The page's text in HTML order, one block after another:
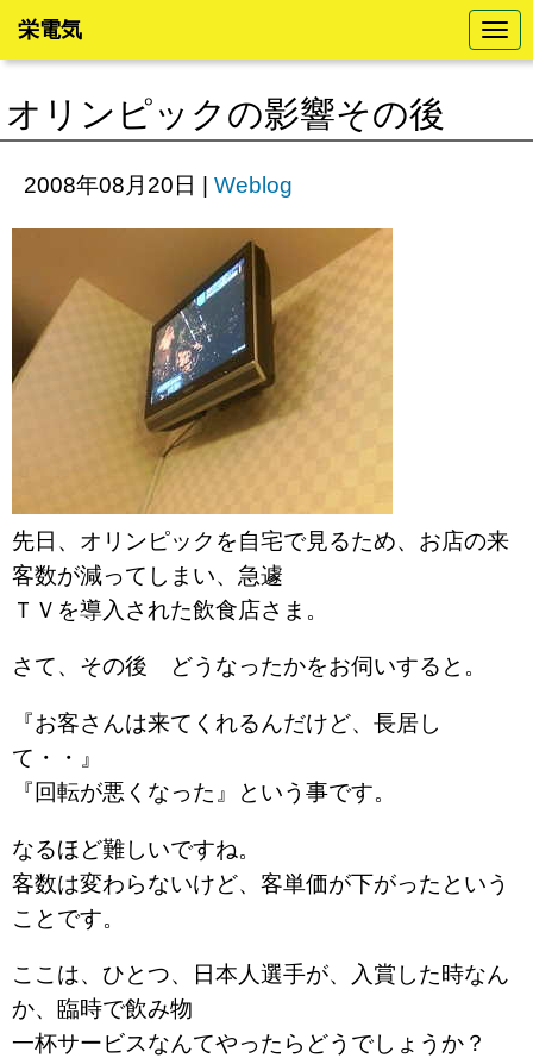
N
a
v
t
栄電気
オリンピックの影響その後
2008年08月20日 | Weblog
先日、オリンピックを自宅で見るため、お店の来
客数が減ってしまい、急遽
ＴＶを導入された飲食店さま。
さて、その後 どうなったかをお伺いすると。
『お客さんは来てくれるんだけど、長居し
て・・』
『回転が悪くなった』という事です。
なるほど難しいですね。
客数は変わらないけど、客単価が下がったという
ことです。
ここは、ひとつ、日本人選手が、入賞した時なん
か、臨時で飲み物
一杯サービスなんてやったらどうでしょうか？